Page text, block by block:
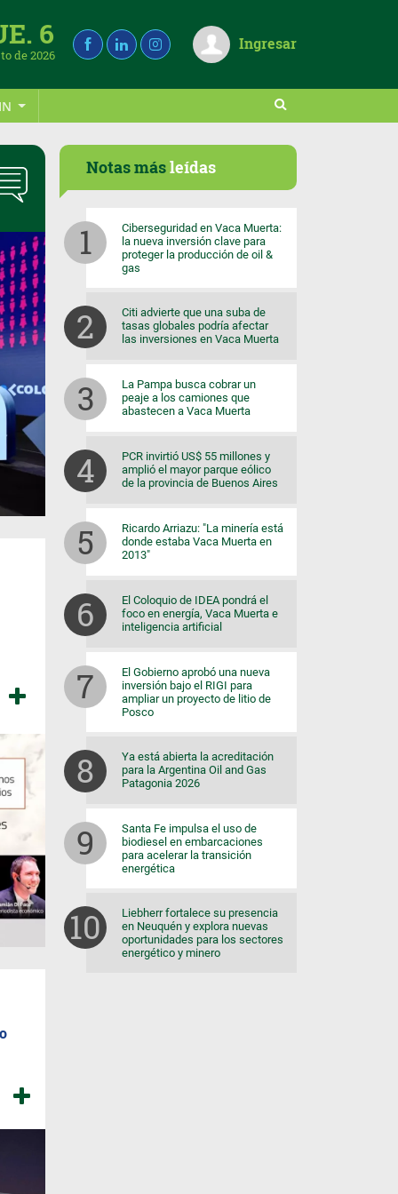
6
de 2026
Ingresar
Notas másleídas
Ciberseguridad en Vaca Muerta:
la nueva inversión clave para
proteger la producción de oil &
gas
Citi advierte que una suba de
tasas globales podría afectar
las inversiones en Vaca Muerta
La Pampa busca cobrar un
peaje a los camiones que
abastecen a Vaca Muerta
PCR invirtió US$ 55 millones y
amplió el mayor parque eólico
de la provincia de Buenos Aires
Ricardo Arriazu: "La minería está
donde estaba Vaca Muerta en
2013"
El Coloquio de IDEA pondrá el
foco en energía, Vaca Muerta e
inteligencia artificial
El Gobierno aprobó una nueva
inversión bajo el RIGI para
ampliar un proyecto de litio de
Posco
Ya está abierta la acreditación
para la Argentina Oil and Gas
Patagonia 2026
Santa Fe impulsa el uso de
biodiesel en embarcaciones
para acelerar la transición
energética
Liebherr fortalece su presencia
en Neuquén y explora nuevas
oportunidades para los sectores
energético y minero